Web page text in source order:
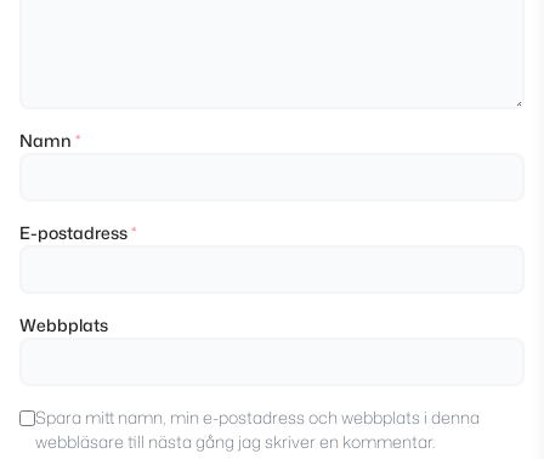
Namn *
E-postadress*
Webbplats
Spara mitt namn, min e-postadress och webbplats i denna
webbläsare till nästa gång jag skriver en kommentar.